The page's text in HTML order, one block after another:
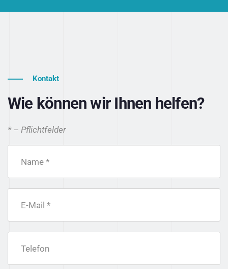
Kontakt
Wie können wir Ihnen helfen?
* – Pflichtfelder
Name *
E-Mail *
Telefon